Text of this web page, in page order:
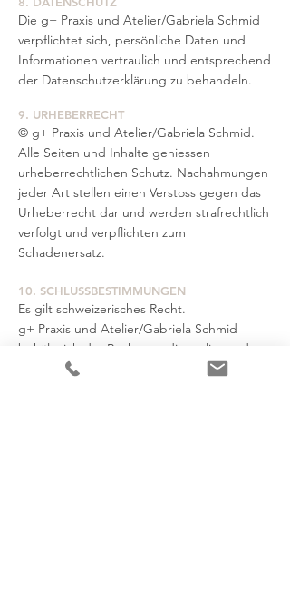
Die g+ Praxis und Atelier/Gabriela Schmid
verpflichtet sich, persönliche Daten und
Informationen vertraulich und entsprechend
der Datenschutzerklärung zu behandeln.
9. URHEBERRECHT
© g+ Praxis und Atelier/Gabriela Schmid.
Alle Seiten und Inhalte geniessen
urheberrechtlichen Schutz. Nachahmungen
jeder Art stellen einen Verstoss gegen das
Urheberrecht dar und werden strafrechtlich
verfolgt und verpflichten zum
Schadenersatz.
10. SCHLUSSBESTIMMUNGEN
Es gilt schweizerisches Recht.
g+ Praxis und Atelier/Gabriela Schmid
behält sich das Recht vor, die vorliegenden
AGB jederzeit zu ändern und zu ergänzen.